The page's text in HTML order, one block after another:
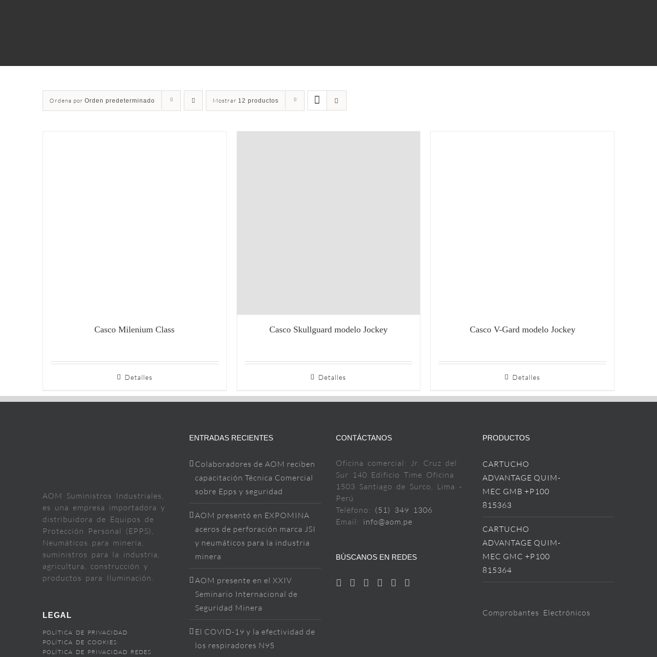
Ordena por Orden predeterminado Mostrar 12 productos
Casco Milenium Class
Detalles
Casco Skullguard modelo Jockey
Detalles
Casco V-Gard modelo Jockey
Detalles
AOM Suministros Industriales,
es una empresa importadora y
distribuidora de Equipos de
Protección Personal (EPPS),
Neumáticos para minería,
suministros para la industria,
agricultura, construcción y
productos para Iluminación.
LEGAL
POLÍTICA DE PRIVACIDAD
POLÍTICA DE COOKIES
POLÍTICA DE PRIVACIDAD REDES
ENTRADAS RECIENTES
Colaboradores de AOM reciben
capacitación Técnica Comercial
sobre Epps y seguridad
AOM presentó en EXPOMINA
aceros de perforación marca JSI
y neumáticos para la industria
minera
AOM presente en el XXIV
Seminario Internacional de
Seguridad Minera
El COVID-19 y la efectividad de
los respiradores N95
CONTÁCTANOS
Oficina comercial: Jr. Cruz del
Sur 140 Edificio Time Oficina
1503 Santiago de Surco, Lima -
Perú
Teléfono: (51) 349 1306
Email: info@aom.pe
BÚSCANOS EN REDES
PRODUCTOS
CARTUCHO
ADVANTAGE QUIM-
MEC GMB +P100
815363
CARTUCHO
ADVANTAGE QUIM-
MEC GMC +P100
815364
Comprobantes Electrónicos